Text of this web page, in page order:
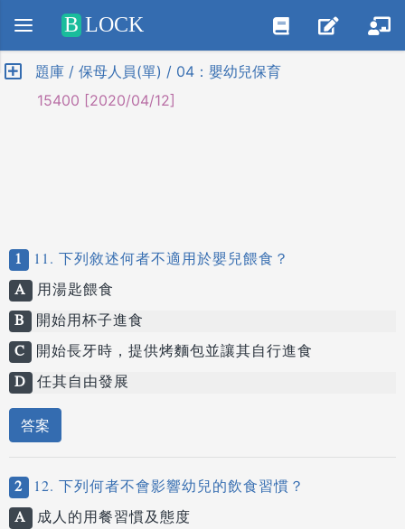
Positive SSL
B LOCK
題庫 / 保母人員(單) / 04：嬰幼兒保育
15400 [2020/04/12]
1
11. 下列敘述何者不適用於嬰兒餵食？
A 用湯匙餵食
B
開始用杯子進食
C 開始長牙時，提供烤麵包並讓其自行進食
D 任其自由發展
答案
2 12. 下列何者不會影響幼兒的飲食習慣？
A 成人的用餐習慣及態度